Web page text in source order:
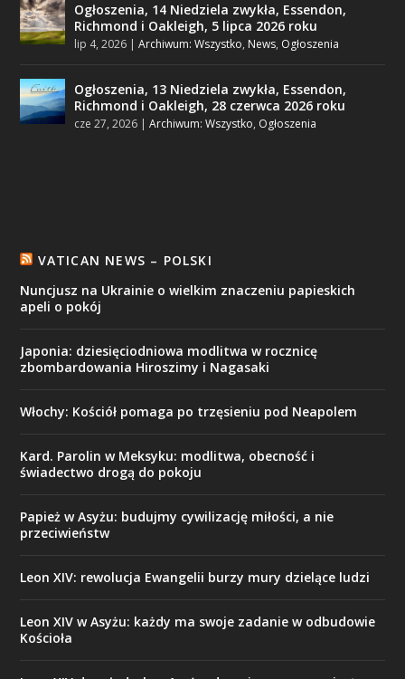
Ogłoszenia, 14 Niedziela zwykła, Essendon,
Richmond i Oakleigh, 5 lipca 2026 roku
lip 4, 2026 |Archiwum: Wszystko, News, Ogłoszenia
Ogłoszenia, 13 Niedziela zwykła, Essendon,
Richmond i Oakleigh, 28 czerwca 2026 roku
cze 27, 2026 |Archiwum: Wszystko, Ogłoszenia
VATICAN NEWS – POLSKI
Nuncjusz na Ukrainie o wielkim znaczeniu papieskich
apeli o pokój
Japonia: dziesięciodniowa modlitwa w rocznicę
zbombardowania Hiroszimy i Nagasaki
Włochy: Kościół pomaga po trzęsieniu pod Neapolem
Kard. Parolin w Meksyku: modlitwa, obecność i
świadectwo drogą do pokoju
Papież w Asyżu: budujmy cywilizację miłości, a nie
przeciwieństw
Leon XIV: rewolucja Ewangelii burzy mury dzielące ludzi
Leon XIV w Asyżu: każdy ma swoje zadanie w odbudowie
Kościoła